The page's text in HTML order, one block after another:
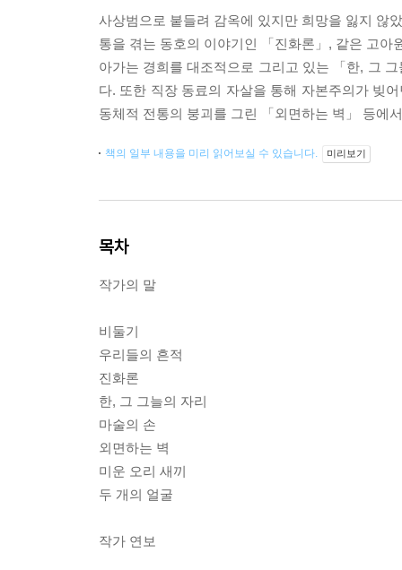
사상범으로 붙들려 감옥에 있지만 희망을 잃지 않
통을 겪는 동호의 이야기인 「진화론」, 같은 고
아가는 경희를 대조적으로 그리고 있는 「한, 그
다. 또한 직장 동료의 자살을 통해 자본주의가 빚
동체적 전통의 붕괴를 그린 「외면하는 벽」 등에
책의 일부 내용을 미리 읽어보실 수 있습니다. 미리보기
목차
작가의 말
비둘기
우리들의 흔적
진화론
한, 그 그늘의 자리
마술의 손
외면하는 벽
미운 오리 새끼
두 개의 얼굴
작가 연보